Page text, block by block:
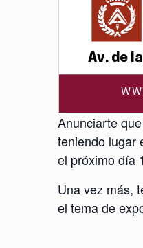
Anunciarte
teniendo lugar
el próximo día
Una vez más,
el tema de